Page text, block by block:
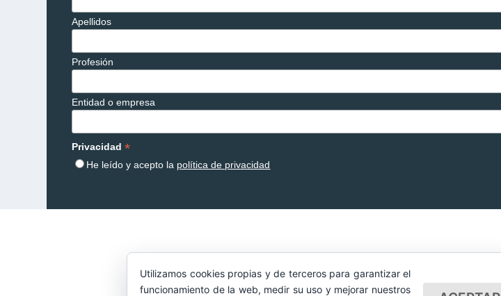
Apellidos
Profesión
Entidad o empresa
Privacidad*
He leído y acepto la política de privacidad
Utilizamos cookies propias y de terceros para garantizar el
funcionamiento de la web, medir su uso y mejorar nuestros